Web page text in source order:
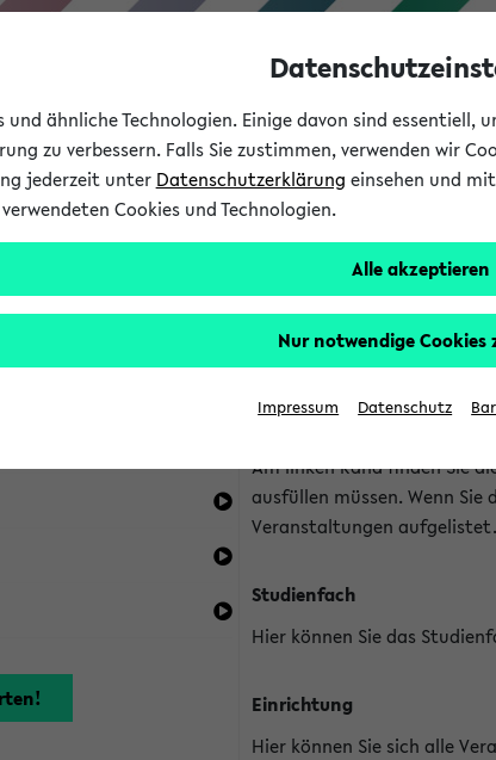
Studium
im eKVV
Hinweise zur
Sie können das eKVV
die für Sie interessant sind.
Am linken Rand finden Sie
ausfüllen müssen. Wenn Sie
Veranstaltungen aufgelistet.
Studienfach
Hier können Sie das
Einrichtung
Hier können Sie sich alle
und ähnliche Technologien. Einige davon sind
zu verbessern. Falls Sie zustimmen, verwenden wir
jederzeit unter Datenschutzerklärung einsehen und
Cookies und Technologien.
Alle akzeptieren
Nur notwendige Cookies
Impressum Datenschutz